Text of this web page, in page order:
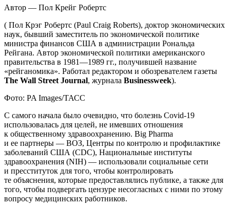
Автор — Пол Крейг Робертс
( Пол Крэг Робертс (Paul Craig Roberts), доктор экономических
наук, бывший заместитель по экономической политике
министра финансов США в администрации Рональда
Рейгана. Автор экономической политики американского
правительства в 1981—1989 гг., получившей название
«рейганомика». Работал редактором и обозревателем газеты
The Wall Street Journal, журнала Businessweek).
Фото: PA Images/ТАСС
С самого начала было очевидно, что болезнь Covid-19
использовалась для целей, не имевших отношения
к общественному здравоохранению. Big Pharma
и ее партнеры — ВОЗ, Центры по контролю и профилактике
заболеваний США (CDC), Национальные институты
здравоохранения (NIH) — использовали социальные сети
и пресституток для того, чтобы контролировать
те объяснения, которые предоставлялись публике, а также для
того, чтобы подвергать цензуре несогласных с ними по этому
вопросу медицинских работников.